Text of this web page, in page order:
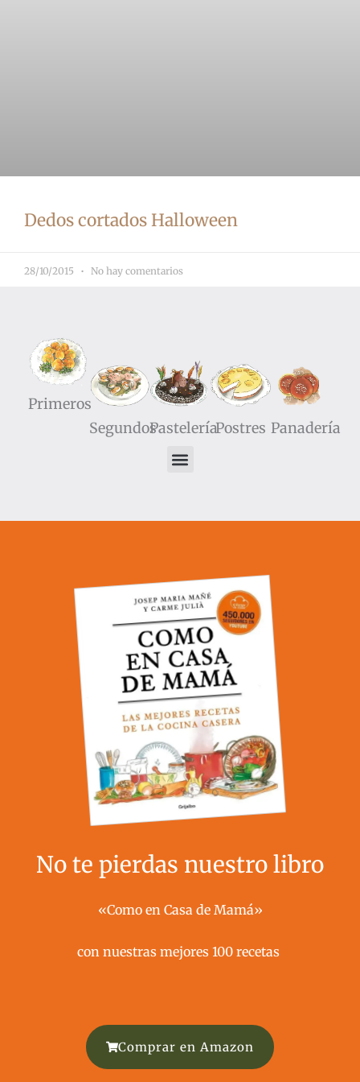
Dedos cortados Halloween
28/10/2015 No hay comentarios
Primeros
SegundosPasteleríaPostres Panadería
No te pierdas nuestro libro
«Como en Casa de Mamá»
con nuestras mejores 100 recetas ​
Comprar en Amazon